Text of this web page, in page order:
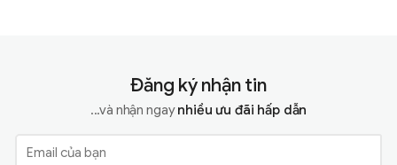
Đăng ký nhận tin
...và nhận ngaynhiều ưu đãi hấp dẫn